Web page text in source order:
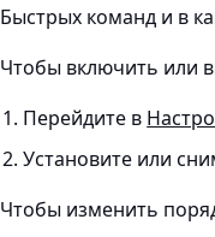
Быстрых команд и в
Чтобы включить или
Перейдите в
Установите или
Чтобы изменить